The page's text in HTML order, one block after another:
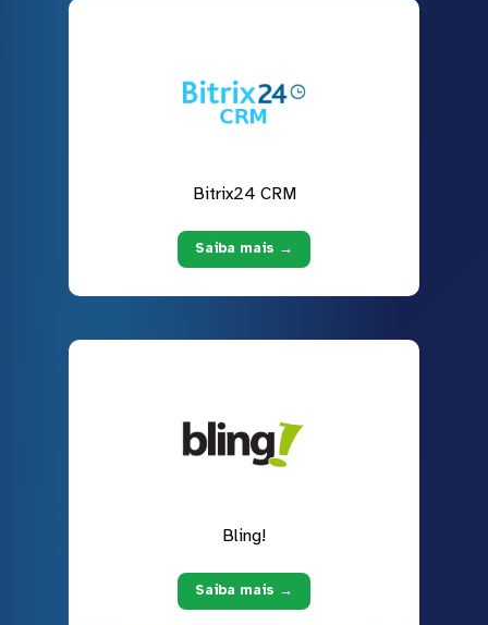
Bitrix24 CRM
Saiba mais →
Bling!
Saiba mais →